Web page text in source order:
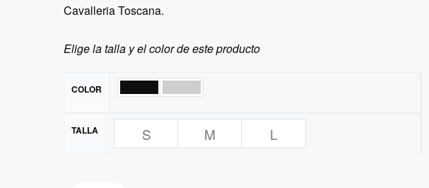
Cavalleria Toscana.
Elige la talla y el color de este producto
COLOR
TALLA S M L